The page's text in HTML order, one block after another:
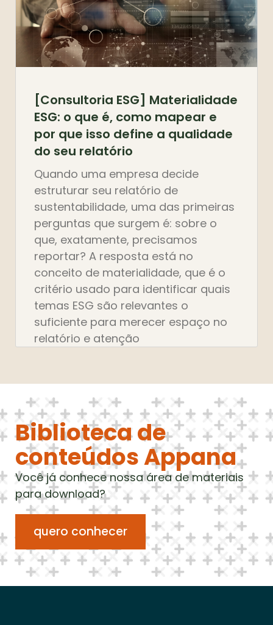
[Consultoria ESG] Materialidade
ESG: o que é, como mapear e
por que isso define a qualidade
do seu relatório
Quando uma empresa decide
estruturar seu relatório de
sustentabilidade, uma das primeiras
perguntas que surgem é: sobre o
que, exatamente, precisamos
reportar? A resposta está no
conceito de materialidade, que é o
critério usado para identificar quais
temas ESG são relevantes o
suficiente para merecer espaço no
relatório e atenção
Biblioteca de
conteúdos Appana
Você já conhece nossa área de materiais
para download?
quero conhecer